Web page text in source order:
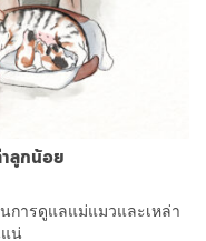
ลูกน้อย
การดูแลแม่แมวและเหล่า
น่